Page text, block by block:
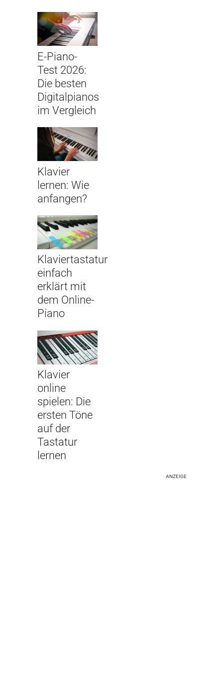
E-Piano-
Test 2026:
Die besten
Digitalpianos
im Vergleich
Klavier
lernen: Wie
anfangen?
Klaviertastatur
einfach
erklärt mit
dem Online-
Piano
Klavier
online
spielen: Die
ersten Töne
auf der
Tastatur
lernen
ANZEIGE